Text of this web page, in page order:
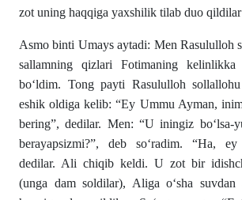
zot uning haqqiga yaxshilik tilab duo
Asmo binti Umays aytadi: Men Rasululloh
sallamning qizlari Fotimaning kelinlikka
bo‘ldim. Tong payti Rasululloh
eshik oldiga kelib: “Ey Ummu Ayman,
bering”, dedilar. Men: “U iningiz bo‘lsa-
berayapsizmi?”, deb so‘radim. “Ha,
dedilar. Ali chiqib keldi. U zot bir
(unga dam soldilar), Aliga o‘sha